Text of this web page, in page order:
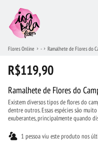
Flores Online - Ramalhete de Flores do
R$119,90
Ramalhete de Flores do
Existem diversos tipos de flores do
dentre outros. Essas espécies são
exuberantes, principalmente quando
1 pessoa viu este produto nos